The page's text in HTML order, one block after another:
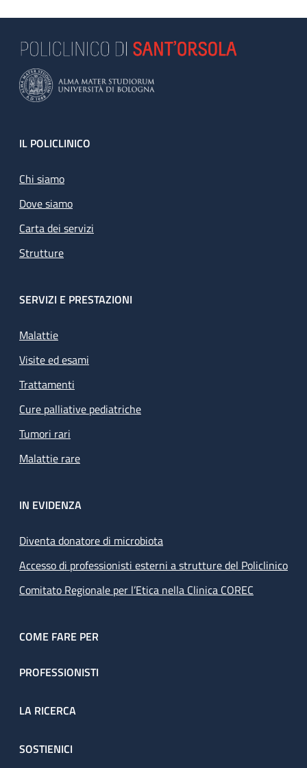
Footer
IL POLICLINICO
Chi siamo
Dove siamo
Carta dei servizi
Strutture
SERVIZI E PRESTAZIONI
Malattie
Visite ed esami
Trattamenti
Cure palliative pediatriche
Tumori rari
Malattie rare
IN EVIDENZA
Diventa donatore di microbiota
Accesso di professionisti esterni a strutture del Policlinico
Comitato Regionale per l’Etica nella Clinica COREC
COME FARE PER
PROFESSIONISTI
LA RICERCA
SOSTIENICI